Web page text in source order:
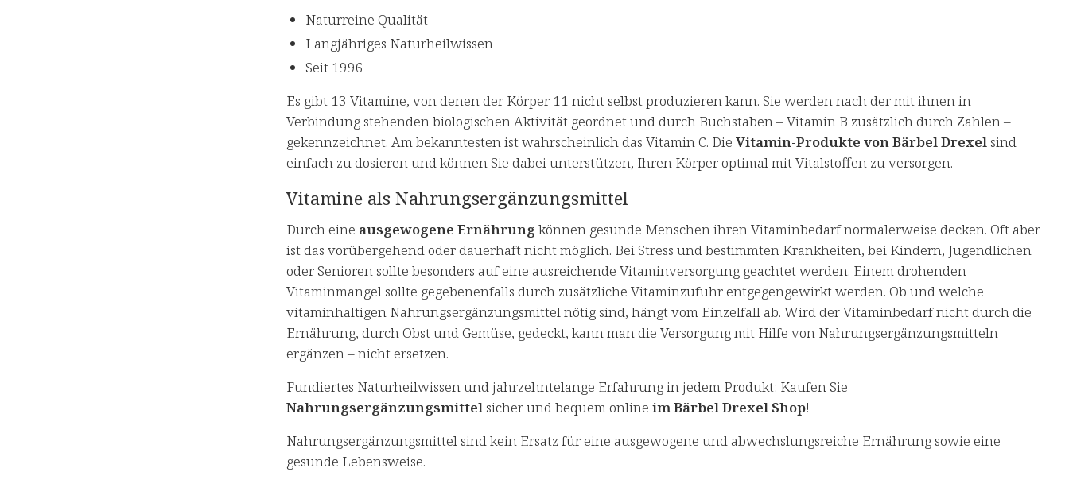
Naturreine Qualität
Langjähriges Naturheilwissen
Seit 1996
Es gibt 13 Vitamine, von denen der Körper 11 nicht selbst produzieren kann. Sie werden nach der mit ihnen in
Verbindung stehenden biologischen Aktivität geordnet und durch Buchstaben – Vitamin B zusätzlich durch Zahlen –
gekennzeichnet. Am bekanntesten ist wahrscheinlich das Vitamin C. Die Vitamin-Produkte von Bärbel Drexelsind
einfach zu dosieren und können Sie dabei unterstützen, Ihren Körper optimal mit Vitalstoffen zu versorgen.
Vitamine als Nahrungsergänzungsmittel
Durch eine ausgewogene Ernährung können gesunde Menschen ihren Vitaminbedarf normalerweise decken. Oft aber
ist das vorübergehend oder dauerhaft nicht möglich. Bei Stress und bestimmten Krankheiten, bei Kindern, Jugendlichen
oder Senioren sollte besonders auf eine ausreichende Vitaminversorgung geachtet werden. Einem drohenden
Vitaminmangel sollte gegebenenfalls durch zusätzliche Vitaminzufuhr entgegengewirkt werden. Ob und welche
vitaminhaltigen Nahrungsergänzungsmittel nötig sind, hängt vom Einzelfall ab. Wird der Vitaminbedarf nicht durch die
Ernährung, durch Obst und Gemüse, gedeckt, kann man die Versorgung mit Hilfe von Nahrungsergänzungsmitteln
ergänzen – nicht ersetzen.
Fundiertes Naturheilwissen und jahrzehntelange Erfahrung in jedem Produkt: Kaufen Sie
Nahrungsergänzungsmittel sicher und bequem online im Bärbel Drexel Shop!
Nahrungsergänzungsmittel sind kein Ersatz für eine ausgewogene und abwechslungsreiche Ernährung sowie eine
gesunde Lebensweise.